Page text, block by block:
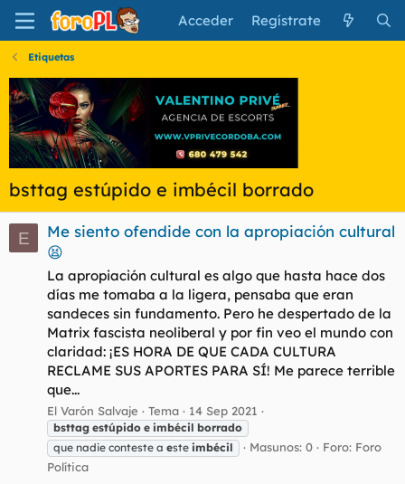
Acceder Regístrate
Etiquetas
bsttag estúpido e imbécil borrado
E
Me siento ofendide con la apropiación cultural
😫
La apropiación cultural es algo que hasta hace dos
días me tomaba a la ligera, pensaba que eran
sandeces sin fundamento. Pero he despertado de la
Matrix fascista neoliberal y por fin veo el mundo con
claridad: ¡ES HORA DE QUE CADA CULTURA
RECLAME SUS APORTES PARA SÍ! Me parece terrible
que...
El Varón Salvaje Tema 14 Sep 2021
bsttag estúpido e imbécil borrado
que nadie conteste a este imbécil Masunos: 0 Foro: Foro
Política